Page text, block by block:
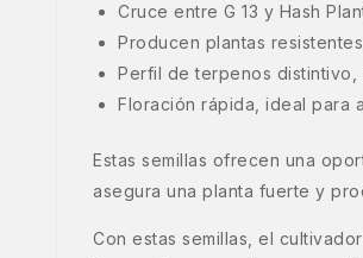
Cruce entre G 13 y Hash
Producen plantas
Perfil de terpenos
Floración rápida, ideal para
Estas semillas ofrecen una
asegura una planta fuerte y
Con estas semillas, el